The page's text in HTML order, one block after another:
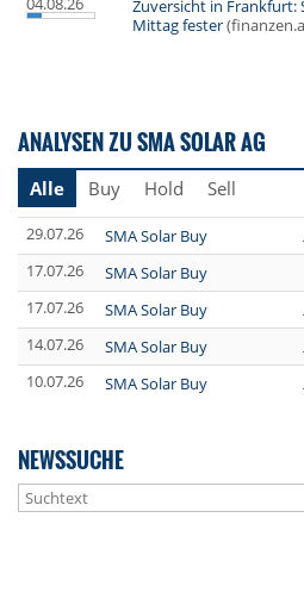
Zuversicht in Frankfurt:
Mittag fester
ANALYSEN ZU SMA SOLAR AG
Alle Buy Hold Sell
29.07.26 SMA Solar Buy
17.07.26
SMA Solar Buy
17.07.26
SMA Solar Buy
14.07.26
SMA Solar Buy
10.07.26
SMA Solar Buy
NEWSSUCHE